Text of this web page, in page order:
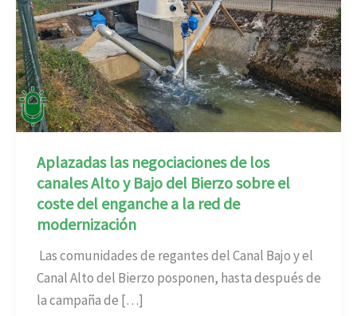
Aplazadas las negociaciones de los
canales Alto y Bajo del Bierzo sobre el
coste del enganche a la red de
modernización
Las comunidades de regantes del Canal Bajo y el
Canal Alto del Bierzo posponen, hasta después de
la campaña de […]